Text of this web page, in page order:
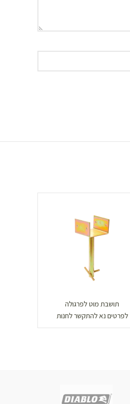
תושבת מוט לפרגולה
לפרטים נא להתקשר לחנות